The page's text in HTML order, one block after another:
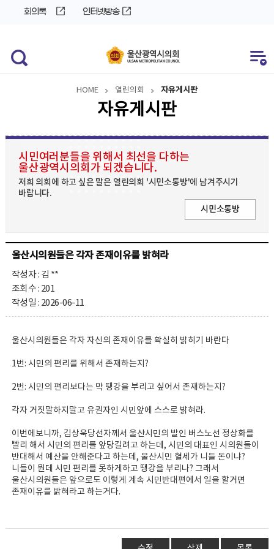
회의록 인터넷방송
HOME 열린의회 자유게시판
자유게시판
시민여러분들을 위해서 최선을 다하는
울산광역시의회가 되겠습니다.
저희 의회에 하고 싶은 말은 열린의회 '시민소통방'에 남겨주시기
바랍니다.
시민소통방
울산시의원들은 각자 존재이유를 밝혀라
작성자 : 김 **
조회수 : 201
작성일 : 2026-06-11
울산시의원들은 각자 자신의 존재이유를 확실히 밝히기 바란다
1번: 시민의 편리를 위해서 존재하는지?
2번: 시민의 편리보다는 막 땡강을 부리고 싶어서 존재하는지?
각자 거짓말하지말고 유권자인 시민앞에 스스로 밝혀라.
이번에보니까, 김상욱당선자께서 울산시민의 발인 버스노선 정상화를
빨리 해서 시민의 편리를 앞당길려고 하는데, 시민의 대표인 시의원들이
반대해서 예산을 안해준다고 하는데, 울산시민 혈세가 니들 돈이냐?
니들이 뭔데 시민 편리를 못하게하고 땡강을 부리나? 그래서
울산시의원들은 앞으로도 이렇게 계속 시민반대편에서 일을 할거면
존재이유를 밝혀라고 하는거다.